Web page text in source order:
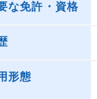
な免許・資格
形態